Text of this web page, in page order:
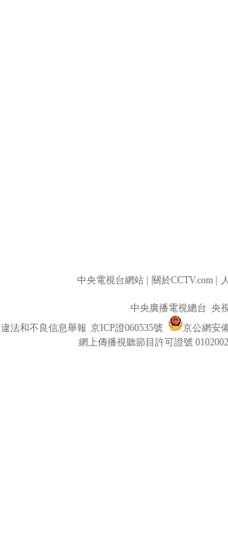
中央電視台網站 關於CCTV.com
中央廣播電視總台 央
違法和不良信息舉報 京ICP證060535號
京公網安
網上傳播視聽節目許可證號